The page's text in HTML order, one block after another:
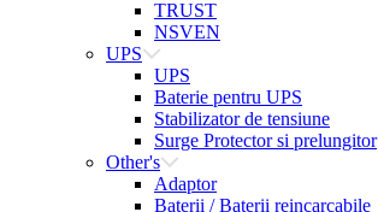
TRUST
NSVEN
UPS
UPS
Baterie pentru UPS
Stabilizator de tensiune
Surge Protector si prelungitor
Other's
Adaptor
Baterii / Baterii reincarcabile